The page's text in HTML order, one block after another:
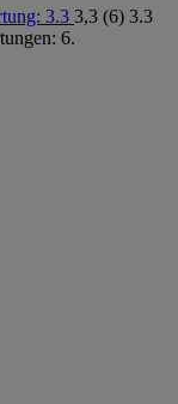
3.3 3,3 (6) 3.3
6.